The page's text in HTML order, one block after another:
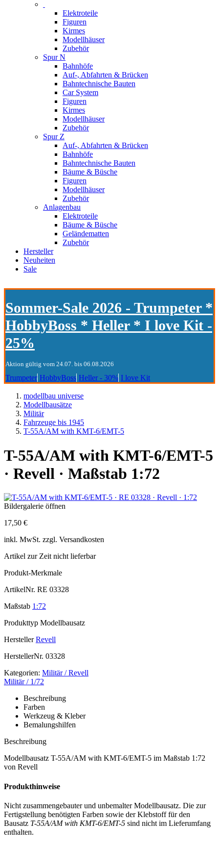
Elektroteile
Figuren
Kirmes
Modellhäuser
Zubehör
Spur N
Bahnhöfe
Auf-, Abfahrten & Brücken
Bahntechnische Bauten
Car System
Figuren
Kirmes
Modellhäuser
Zubehör
Spur Z
Auf-, Abfahrten & Brücken
Bahnhöfe
Bahntechnische Bauten
Bäume & Büsche
Figuren
Modellhäuser
Zubehör
Anlagenbau
Elektroteile
Bäume & Büsche
Geländematten
Zubehör
Hersteller
Neuheiten
Sale
Sommer-Sale 2026 - Trumpeter *
HobbyBoss * Heller * I love Kit -
25%
Aktion gültig vom 24.07. bis 06.08.2026
Trumpeter HobbyBoss Heller - 30% I love Kit
modellbau universe
Modellbausätze
Militär
Fahrzeuge bis 1945
T-55A/AM with KMT-6/EMT-5
T-55A/AM with KMT-6/EMT-5
· Revell · Maßstab 1:72
Bildergalerie öffnen
17,50 €
inkl. MwSt. zzgl. Versandkosten
Artikel zur Zeit nicht lieferbar
Produkt-Merkmale
ArtikelNr. RE 03328
Maßstab 1:72
Produkttyp Modellbausatz
Hersteller Revell
HerstellerNr. 03328
Kategorien: Militär / Revell
Militär / 1/72
Beschreibung
Farben
Werkzeug & Kleber
Bemalungshilfen
Beschreibung
Modellbausatz T-55A/AM with KMT-6/EMT-5 im Maßstab 1:72
von Revell
Produkthinweise
Nicht zusammengebauter und unbemalter Modellbausatz. Die zur
Fertigstellung benötigten Farben sowie der Klebstoff für den
Bausatz T-55A/AM with KMT-6/EMT-5 sind nicht im Lieferumfang
enthalten.